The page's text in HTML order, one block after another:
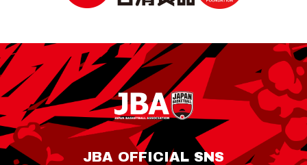
JBA OFFICIAL SNS